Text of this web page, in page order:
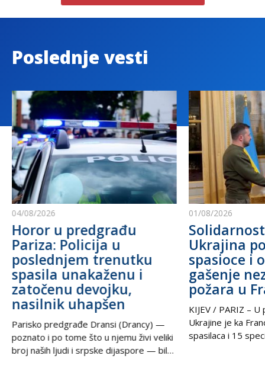
Poslednje vesti
04/08/2026
Horor u predgrađu
Pariza: Policija u
poslednjem trenutku
spasila unakaženu i
zatočenu devojku,
nasilnik uhapšen
Parisko predgrađe Dransi (Drancy) —
poznato i po tome što u njemu živi veliki
broj naših ljudi i srpske dijaspore — bilo
01/08/2026
Ukrajina
spasioce i
gašenje
požara u
KIJEV / PARIZ –
Ukrajine je ka
spasilaca i 15